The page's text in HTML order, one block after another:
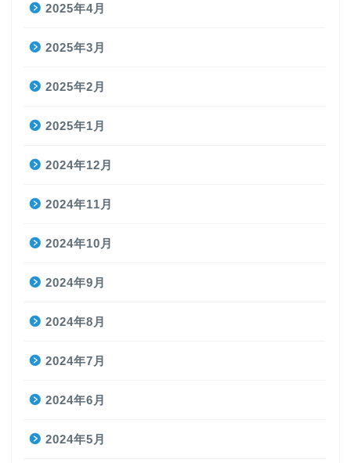
2025年4月
2025年3月
2025年2月
2025年1月
2024年12月
2024年11月
2024年10月
2024年9月
2024年8月
2024年7月
2024年6月
2024年5月